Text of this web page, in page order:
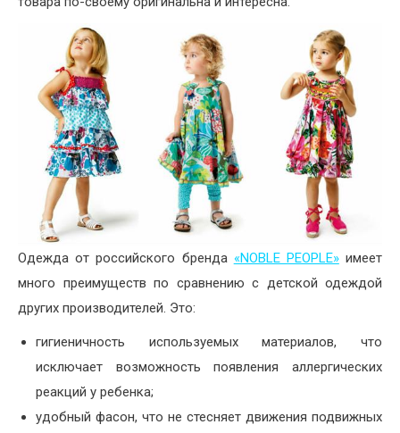
Одежда от российского бренда «NOBLE PEOPLE»имеет
много преимуществ по сравнению с детской одеждой
других производителей. Это:
гигиеничность используемых материалов, что
исключает возможность появления аллергических
реакций у ребенка;
удобный фасон, что не стесняет движения подвижных